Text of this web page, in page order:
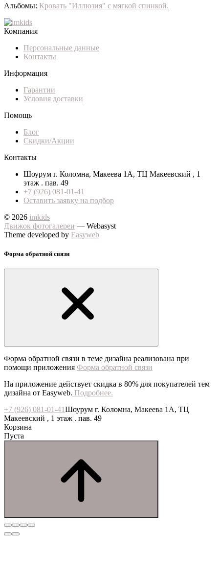
Альбомы: Кровать "Иллюзия" с мягкой спинкой.
Компания
Персональные данные
Контакты
Информация
Гарантии
Условия доставки
Помощь
Блог
Скидки/Акции
Контакты
Шоурум г. Коломна, Макеева 1А, ТЦ Макеевский , 1
этаж . пав. 49
+7 (926) 081-01-41
Оставить заявку на подбор
© 2026 imkids
Движок фотогалереи — Webasyst
Theme developed by Easyweb
Форма обратной связи
Форма обратной связи в теме дизайна реализована при
помощи приложения Форма обратной связи
На приложение действует скидка в 80% для покупателей тем
дизайна от Easyweb. Подробнее.
+7 (926) 081-01-41Шоурум г. Коломна, Макеева 1А, ТЦ
Макеевский , 1 этаж . пав. 49
Корзина
Пуста